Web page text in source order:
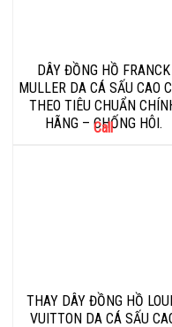
DÂY ĐỒNG HỒ FRANCK
MULLER DA CÁ SẤU CAO
THEO TIÊU CHUẨN
HÃNG – CHỐNG HÔI.
Call
THAY DÂY ĐỒNG HỒ
VUITTON DA CÁ SẤU